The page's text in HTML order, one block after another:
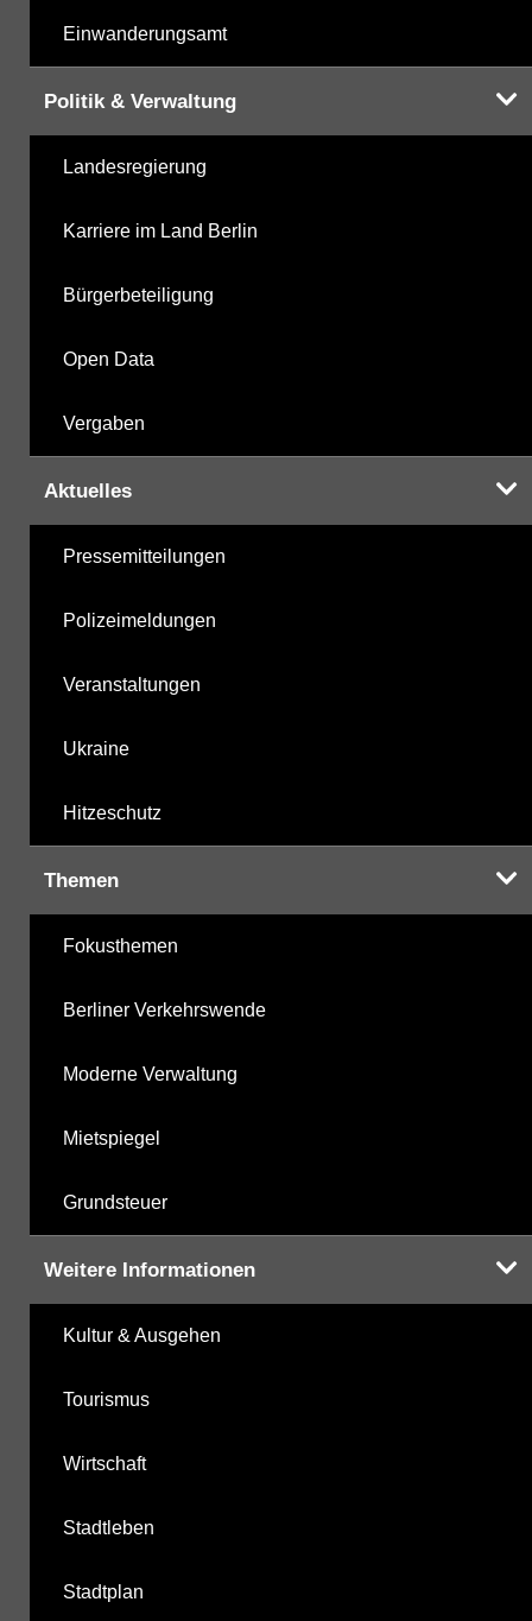
Einwanderungsamt
Politik & Verwaltung
Landesregierung
Karriere im Land Berlin
Bürgerbeteiligung
Open Data
Vergaben
Aktuelles
Pressemitteilungen
Polizeimeldungen
Veranstaltungen
Ukraine
Hitzeschutz
Themen
Fokusthemen
Berliner Verkehrswende
Moderne Verwaltung
Mietspiegel
Grundsteuer
Weitere Informationen
Kultur & Ausgehen
Tourismus
Wirtschaft
Stadtleben
Stadtplan